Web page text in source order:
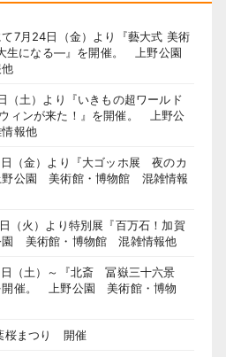
7月24日（金）より『藝大式 美術
生になる―』を開催。 上野公園
（土）より『いきもの超ワールド
ィンが来た！』を開催。 上野公
報他
（金）より『大ゴッホ展 夜のカ
公園 美術館・博物館 混雑情報
（火）より特別展『百万石！加賀
美術館・博物館 混雑情報他
日（土）～『北斎 冨嶽三十六景
開催。 上野公園 美術館・博物
桜まつり 開催